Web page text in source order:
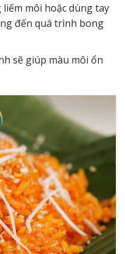
môi hoặc dùng tay
đến quá trình bong
sẽ giúp màu môi ổn